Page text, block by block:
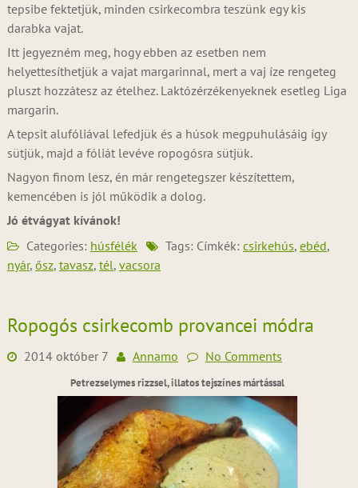
tepsibe fektetjük, minden csirkecombra teszünk egy kis
darabka vajat.
Itt jegyezném meg, hogy ebben az esetben nem
helyettesíthetjük a vajat margarinnal, mert a vaj íze rengeteg
pluszt hozzátesz az ételhez. Laktózérzékenyeknek esetleg Liga
margarin.
A tepsit alufóliával lefedjük és a húsok megpuhulásáig így
sütjük, majd a fóliát levéve ropogósra sütjük.
Nagyon finom lesz, én már rengetegszer készítettem,
kemencében is jól működik a dolog.
Jó étvágyat kívánok!
Categories: húsfélék Tags: Címkék: csirkehús, ebéd,
nyár, ősz, tavasz, tél, vacsora
Ropogós csirkecomb provancei módra
2014 október 7 Annamo No Comments
Petrezselymes rizzsel, illatos tejszínes mártással